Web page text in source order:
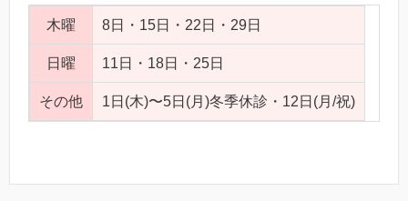
木曜 8日・15日・22日・29日
日曜 11日・18日・25日
その他 1日(木)〜5日(月)冬季休診・12日(月/祝)